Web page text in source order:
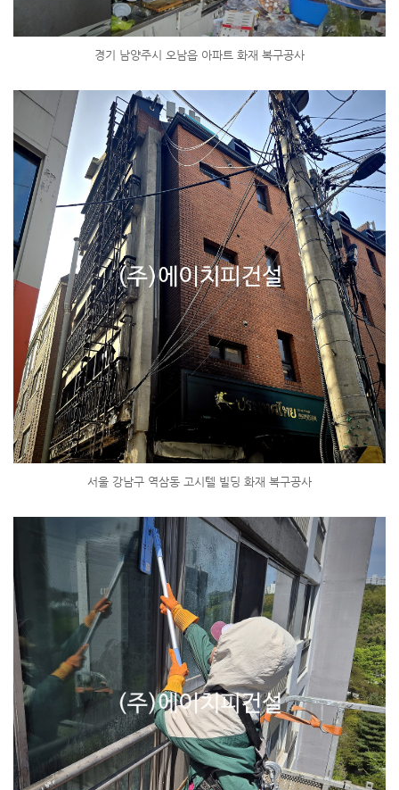
경기 남양주시 오남읍 아파트 화재 복구공사
서울 강남구 역삼동 고시텔 빌딩 화재 복구공사